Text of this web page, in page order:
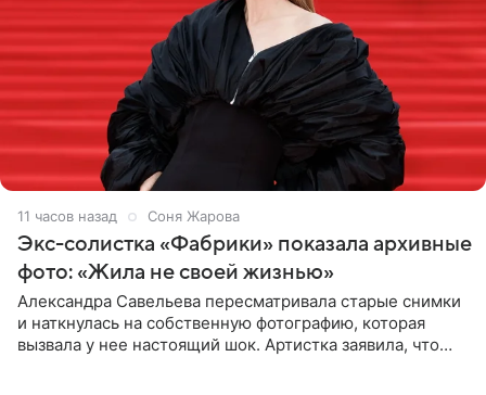
11 часов назад Соня Жарова
Экс-солистка «Фабрики» показала архивные
фото: «Жила не своей жизнью»
Александра Савельева пересматривала старые снимки
и наткнулась на собственную фотографию, которая
вызвала у нее настоящий шок. Артистка заявила, что